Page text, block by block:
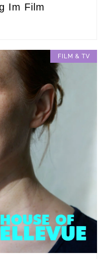
Im Film
FILM & TV